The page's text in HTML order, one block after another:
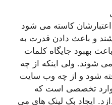
کاسته می شود
و باعث دادن قدرت به
بهبود جایگاه کلمات
شوند. ولی اینکه از چه
شود و از چه وب سایت
تخصصی است که
ایجاد بک لینک های می